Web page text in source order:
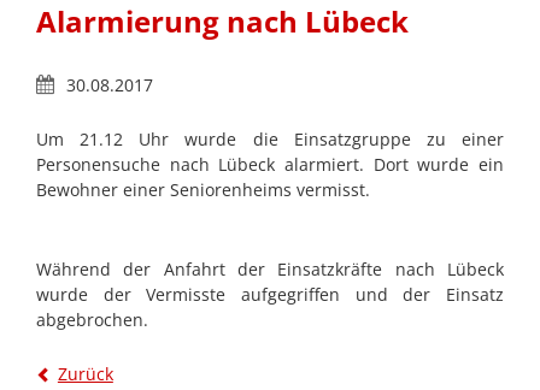
Alarmierung nach Lübeck
30.08.2017
Um 21.12 Uhr wurde die Einsatzgruppe zu einer
Personensuche nach Lübeck alarmiert. Dort wurde ein
Bewohner einer Seniorenheims vermisst.
Während der Anfahrt der Einsatzkräfte nach Lübeck
wurde der Vermisste aufgegriffen und der Einsatz
abgebrochen.
Zurück